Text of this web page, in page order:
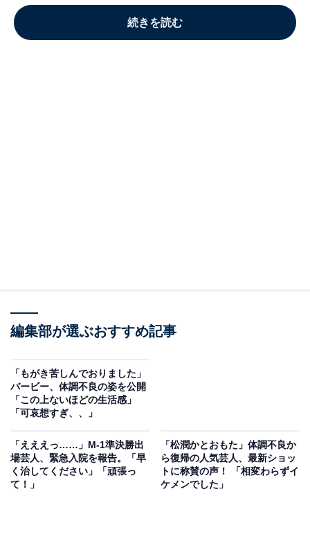
続きを読む
編集部が選ぶおすすめ記事
「もがき苦しんでおりました」
バービー、体調不良の姿を公開
「この上ないほどの生活感」
「可哀想すぎ、、」
「えええっ……」M-1準決勝出
場芸人、緊急入院を報告。「早
く治してください」「頑張っ
て！」
「松潤かとおもた」体調不良か
ら復帰の人気芸人、最新ショッ
トに称賛の声！ 「相変わらずイ
ケメンでした」